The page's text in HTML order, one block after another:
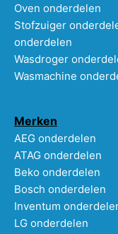
Oven onderdelen
Stofzuiger
onderdelen
Wasdroger
Wasmachine
Merken
AEG onderdelen
ATAG onderdelen
Beko onderdelen
Bosch onderdelen
Inventum
LG onderdelen